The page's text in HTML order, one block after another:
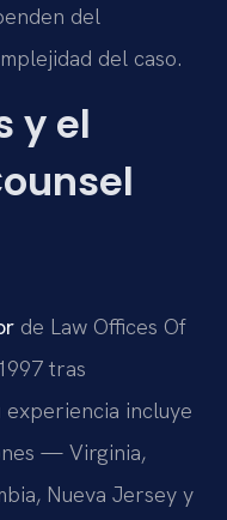
del
del caso.
y el
de Law Offices Of
tras
experiencia incluye
— Virginia,
Nueva Jersey y